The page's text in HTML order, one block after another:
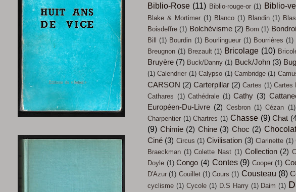
Biblio-Rose (11) Biblio-rouge-or (1) Biblio-
Blake & Mortimer (1) Blanco (1) Blandin (1) Blas
Boisdeffre (1) Bolchévisme (2) Bom (1)
Bill
(1) Bourdin (1) Bourlingueur (1) Bourrières (1)
Breugnon (1) Brezault (1) Bricolage (10)
Bruyère (7) Buck/Danny (1) Buck/John (3)
(1) Calendrier (1) Calypso (1) Cambridge (1)
CARSON (2) Carterpillar (2) Cartes (1) Cartes
Cathares (1) Cathédrale (1) Cathy (3)
Européen-Du-Livre (2) Cesbron (1) Cézan (1)
Charpentier (1) Chartres (1) Chasse (9) Chat
(9) Chimie (2) Chine (3) Choc (2) Chocolat
Ciné (3) Circus (1) Civilisation (3) Clarinette (1)
Braeckman (1) Colette Nast (1) Collection (2)
Doyle (1) Congo (4) Contes (9) Cooper (1)
D'Azur (1) Couillet (1) Cours (1) Cousteau (8)
cyclisme (1) Cycole (1) D.S Harry (1) Daim (1)